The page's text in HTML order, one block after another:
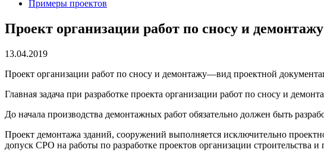
Примеры проектов
Проект организации работ по сносу и
13.04.2019
Проект организации работ по сносу и демонтажу—вид проектной
Главная задача при разработке проекта организации работ по сносу и
До начала производства демонтажных работ обязательно должен быть
Проект демонтажа зданий, сооружений выполняется исключительно
допуск СРО на работы по разработке проектов организации строительства